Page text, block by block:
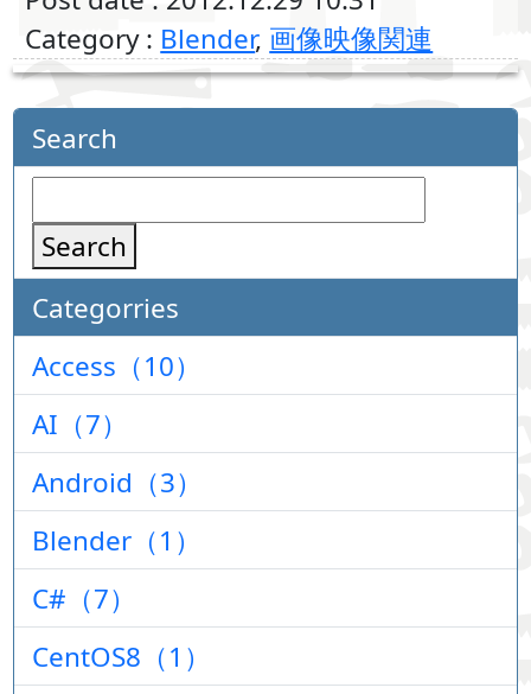
Category : Blender, 画像映像関連
Search
Search
Categorries
Access（10）
AI（7）
Android（3）
Blender（1）
C#（7）
CentOS8（1）